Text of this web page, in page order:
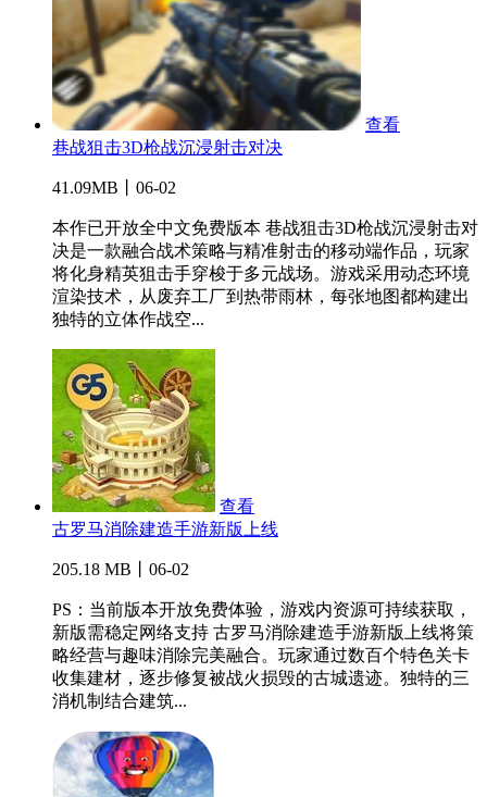
查看
巷战狙击3D枪战沉浸射击对决
41.09MB丨06-02
本作已开放全中文免费版本 巷战狙击3D枪战沉浸射击对
决是一款融合战术策略与精准射击的移动端作品，玩家
将化身精英狙击手穿梭于多元战场。游戏采用动态环境
渲染技术，从废弃工厂到热带雨林，每张地图都构建出
独特的立体作战空...
查看
古罗马消除建造手游新版上线
205.18 MB丨06-02
PS：当前版本开放免费体验，游戏内资源可持续获取，
新版需稳定网络支持 古罗马消除建造手游新版上线将策
略经营与趣味消除完美融合。玩家通过数百个特色关卡
收集建材，逐步修复被战火损毁的古城遗迹。独特的三
消机制结合建筑...